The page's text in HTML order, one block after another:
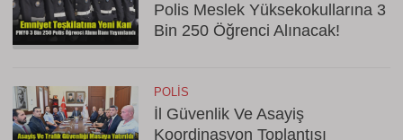
Polis Meslek Yüksekokullarına 3
Bin 250 Öğrenci Alınacak!
POLIS
İl Güvenlik Ve Asayiş
Koordinasyon Toplantısı